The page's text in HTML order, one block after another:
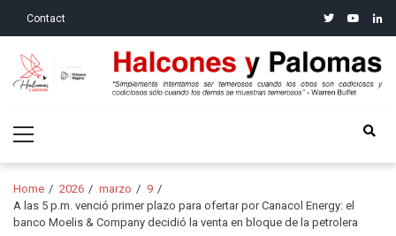
Contact twitteryoutube
Halcones y Palomas
Menu
Home 2026 marzo
9
A las 5 p.m. venció primer plazo para ofertar por Canacol Energy: el
banco Moelis & Company decidió la venta en bloque de la petrolera